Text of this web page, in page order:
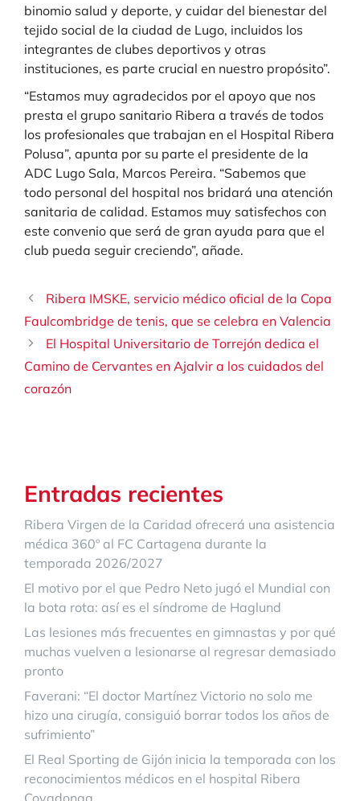
binomio salud y deporte, y cuidar del bienestar del
tejido social de la ciudad de Lugo, incluidos los
integrantes de clubes deportivos y otras
instituciones, es parte crucial en nuestro propósito”.
“Estamos muy agradecidos por el apoyo que nos
presta el grupo sanitario Ribera a través de todos
los profesionales que trabajan en el Hospital Ribera
Polusa”, apunta por su parte el presidente de la
ADC Lugo Sala, Marcos Pereira. “Sabemos que
todo personal del hospital nos bridará una atención
sanitaria de calidad. Estamos muy satisfechos con
este convenio que será de gran ayuda para que el
club pueda seguir creciendo”, añade.
Ribera IMSKE, servicio médico oficial de la Copa
Faulcombridge de tenis, que se celebra en Valencia
El Hospital Universitario de Torrejón dedica el
Camino de Cervantes en Ajalvir a los cuidados del
corazón
Entradas recientes
Ribera Virgen de la Caridad ofrecerá una asistencia
médica 360º al FC Cartagena durante la
temporada 2026/2027
El motivo por el que Pedro Neto jugó el Mundial con
la bota rota: así es el síndrome de Haglund
Las lesiones más frecuentes en gimnastas y por qué
muchas vuelven a lesionarse al regresar demasiado
pronto
Faverani: “El doctor Martínez Victorio no solo me
hizo una cirugía, consiguió borrar todos los años de
sufrimiento”
El Real Sporting de Gijón inicia la temporada con los
reconocimientos médicos en el hospital Ribera
Covadonga